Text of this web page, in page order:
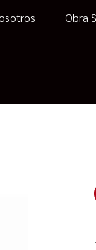
Obra